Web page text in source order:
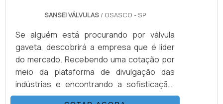
SANSEI VÁLVULAS/ OSASCO - SP
Se alguém está procurando por válvula
gaveta, descobrirá a empresa que é líder
do mercado. Recebendo uma cotação por
meio da plataforma de divulgação das
indústrias e encontrando a sofisticação,
qualidade e preço justo em um só lugar.